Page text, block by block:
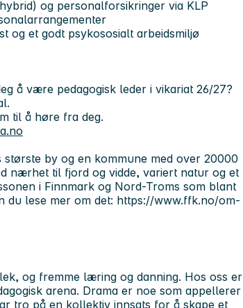
og personalforsikringer via KLP
og et godt psykososialt arbeidsmiljø
å være pedagogisk leder i vikariat 26/27?
til å høre fra deg.
by og en kommune med over 20000
nærhet til fjord og vidde, variert natur og et
i Finnmark og Nord-Troms som blant
du lese mer om det: https://www.ffk.no/om-
og fremme læring og danning. Hos oss er
arena. Drama er noe som appellerer
tro på en kollektiv innsats for å skape et